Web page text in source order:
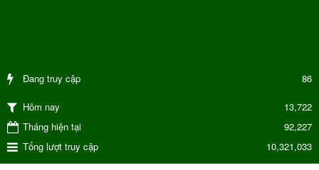
Đang truy cập 86
Hôm nay
13,722
Tháng hiện tại
92,227
Tổng lượt truy cập
10,321,033